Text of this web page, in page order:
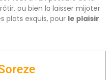
ou bien la laisser mijoter
plats exquis, pour le plaisir